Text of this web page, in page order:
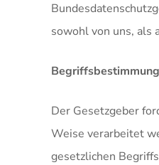
sowohl von uns, als
Der Gesetzgeber
Weise verarbeitet
gesetzlichen